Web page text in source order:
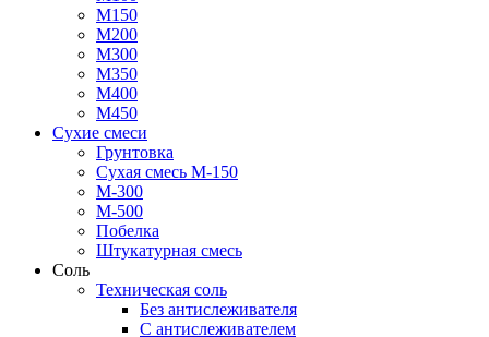
М150
М200
М300
М350
М400
М450
Сухие смеси
Грунтовка
Сухая смесь М-150
М-300
М-500
Побелка
Штукатурная смесь
Соль
Техническая соль
Без антислеживателя
С антислеживателем